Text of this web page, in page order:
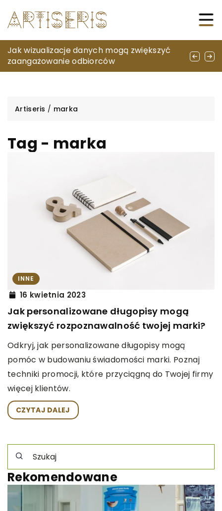
Jak dobrać idealny biustonosz do różnych
typów sylwetki?
Jak wizualizacje danych mogą zwiększyć
zaangażowanie odbiorców
Jak olejki eteryczne mogą poprawić twoje
samopoczucie: przewodnik po aromaterapii
Artiseris / marka
Tag - marka
INNE
16 kwietnia 2023
Jak personalizowane długopisy mogą
zwiększyć rozpoznawalność twojej marki?
Odkryj, jak personalizowane długopisy mogą
pomóc w budowaniu świadomości marki. Poznaj
techniki promocji, które przyciągną do Twojej firmy
więcej klientów.
CZYTAJ DALEJ
Rekomendowane